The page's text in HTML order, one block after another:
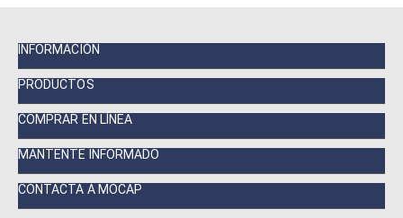
INFORMACIÓN
PRODUCTOS
COMPRAR EN LÍNEA
MANTENTE INFORMADO
CONTACTA A MOCAP